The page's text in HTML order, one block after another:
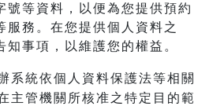
號等資料，以便為您提供預約
服務。在您提供個人資料之
知事項，以維護您的權益。
系統依個人資料保護法等相關
主管機關所核准之特定目的範